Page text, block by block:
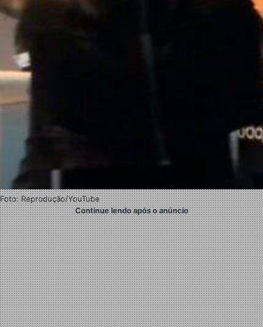
Foto: Reprodução/YouTube
Continue lendo após o anúncio